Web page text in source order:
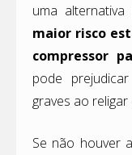
uma
maior risco
compressor
pode
graves ao
Se não houver